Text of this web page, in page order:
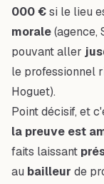
000 €si le lieu
morale(agence,
pouvant aller
le professionnel
Hoguet).
Point décisif, et
la preuve est
faits laissant
au bailleur de